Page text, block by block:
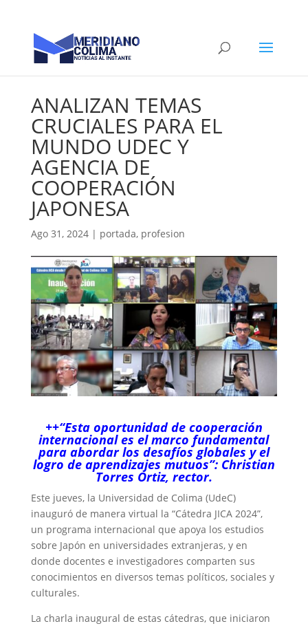
ANALIZAN TEMAS
CRUCIALES PARA EL
MUNDO UDEC Y
AGENCIA DE
COOPERACIÓN
JAPONESA
Ago 31, 2024| portada, profesion
++“Esta oportunidad de cooperación
internacional es el marco fundamental
para abordar los desafíos globales y el
logro de aprendizajes mutuos”: Christian
Torres Ortiz, rector.
Este jueves, la Universidad de Colima (UdeC)
inauguró de manera virtual la “Cátedra JICA 2024”,
un programa internacional que apoya los estudios
sobre Japón en universidades extranjeras, y en
donde docentes e investigadores comparten sus
conocimientos en diversos temas políticos, sociales y
culturales.
La charla inaugural de estas cátedras, que iniciaron